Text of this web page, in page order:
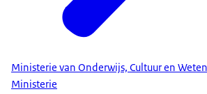
Ministerie van Onderwijs, Cultuur en
Ministerie